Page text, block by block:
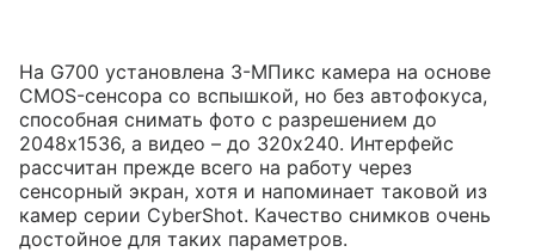
На G700 установлена 3-МПикс камера на основе
CMOS-сенсора со вспышкой, но без автофокуса,
способная снимать фото с разрешением до
2048x1536, а видео – до 320x240. Интерфейс
рассчитан прежде всего на работу через
сенсорный экран, хотя и напоминает таковой из
камер серии CyberShot. Качество снимков очень
достойное для таких параметров.